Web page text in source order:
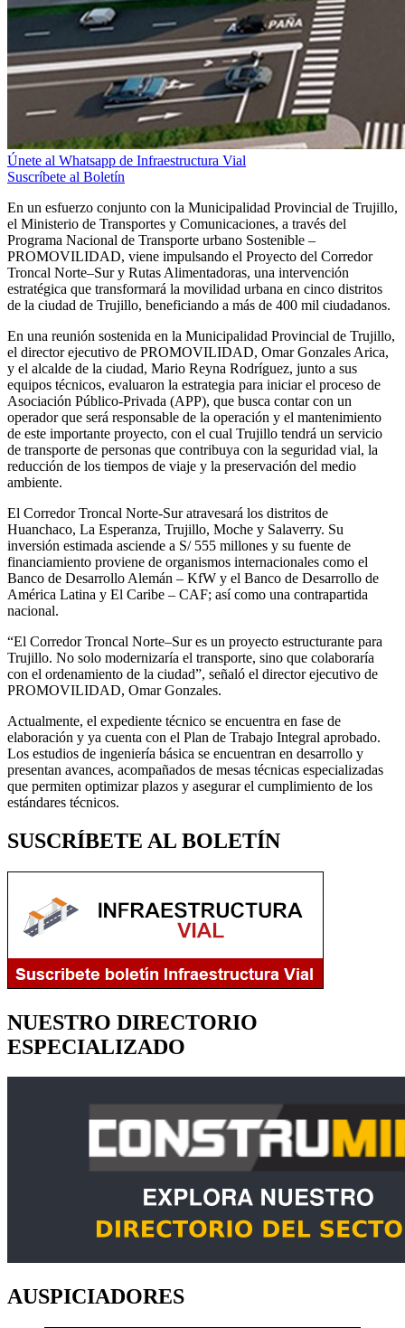
Únete al Whatsapp de Infraestructura Vial
Suscríbete al Boletín
En un esfuerzo conjunto con la Municipalidad Provincial de Trujillo,
el Ministerio de Transportes y Comunicaciones, a través del
Programa Nacional de Transporte urbano Sostenible –
PROMOVILIDAD, viene impulsando el Proyecto del Corredor
Troncal Norte–Sur y Rutas Alimentadoras, una intervención
estratégica que transformará la movilidad urbana en cinco distritos
de la ciudad de Trujillo, beneficiando a más de 400 mil ciudadanos.
En una reunión sostenida en la Municipalidad Provincial de Trujillo,
el director ejecutivo de PROMOVILIDAD, Omar Gonzales Arica,
y el alcalde de la ciudad, Mario Reyna Rodríguez, junto a sus
equipos técnicos, evaluaron la estrategia para iniciar el proceso de
Asociación Público-Privada (APP), que busca contar con un
operador que será responsable de la operación y el mantenimiento
de este importante proyecto, con el cual Trujillo tendrá un servicio
de transporte de personas que contribuya con la seguridad vial, la
reducción de los tiempos de viaje y la preservación del medio
ambiente.
El Corredor Troncal Norte-Sur atravesará los distritos de
Huanchaco, La Esperanza, Trujillo, Moche y Salaverry. Su
inversión estimada asciende a S/ 555 millones y su fuente de
financiamiento proviene de organismos internacionales como el
Banco de Desarrollo Alemán – KfW y el Banco de Desarrollo de
América Latina y El Caribe – CAF; así como una contrapartida
nacional.
“El Corredor Troncal Norte–Sur es un proyecto estructurante para
Trujillo. No solo modernizaría el transporte, sino que colaboraría
con el ordenamiento de la ciudad”, señaló el director ejecutivo de
PROMOVILIDAD, Omar Gonzales.
Actualmente, el expediente técnico se encuentra en fase de
elaboración y ya cuenta con el Plan de Trabajo Integral aprobado.
Los estudios de ingeniería básica se encuentran en desarrollo y
presentan avances, acompañados de mesas técnicas especializadas
que permiten optimizar plazos y asegurar el cumplimiento de los
estándares técnicos.
SUSCRÍBETE AL BOLETÍN
NUESTRO DIRECTORIO
ESPECIALIZADO
AUSPICIADORES